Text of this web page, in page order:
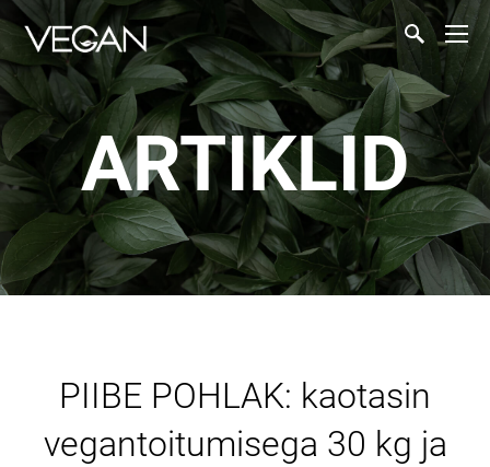
ARTIKLID
PIIBE POHLAK: kaotasin
vegantoitumisega 30 kg ja